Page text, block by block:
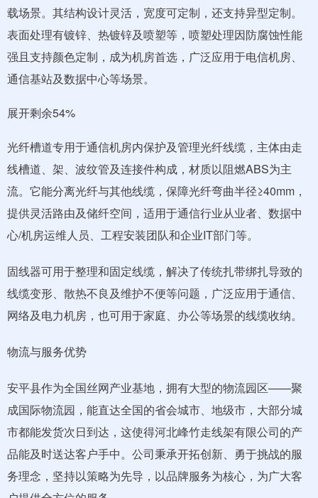
载场景。其结构设计灵活，宽度可定制，还支持异型定制。
表面处理有镀锌、热镀锌及喷塑等，喷塑处理因防腐蚀性能
强且支持颜色定制，成为机房首选，广泛应用于电信机房、
通信基站及数据中心等场景。
展开剩余54%
光纤槽道专用于通信机房内保护及管理光纤线缆，主体由走
线槽道、架、波纹管及连接件构成，材质以阻燃ABS为主
流。它能分离光纤与其他线缆，保障光纤弯曲半径≥40mm，
提供灵活路由及储纤空间，适用于通信行业从业者、数据中
心/机房运维人员、工程安装团队和企业IT部门等。
固线器可用于整理和固定线缆，解决了传统扎带绑扎导致的
线缆变形、散热不良及维护不便等问题，广泛应用于通信、
网络及电力机房，也可用于家庭、办公等场景的线缆收纳。
物流与服务优势
安平县作为全国丝网产业基地，拥有大型的物流园区——聚
成国际物流园，能直达全国的省会城市、地级市，大部分城
市都能发货次日到达，这使得河北峰竹走线架有限公司的产
品能及时送达客户手中。公司秉承开拓创新、勇于挑战的服
务理念，坚持以策略为先导，以品牌服务为核心，为广大客